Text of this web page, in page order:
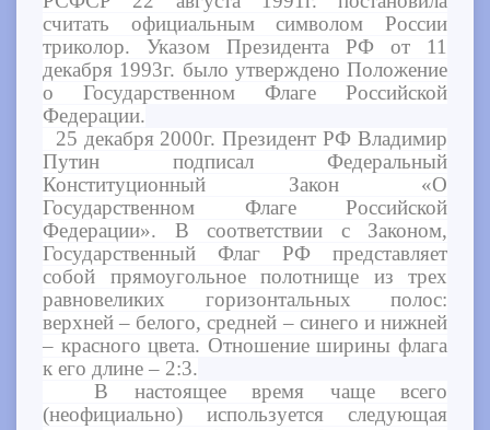
считать официальным символом России
триколор. Указом Президента РФ от 11
декабря 1993г. было утверждено Положение
о Государственном Флаге Российской
Федерации.
25 декабря 2000г. Президент РФ Владимир
Путин подписал Федеральный
Конституционный Закон «О
Государственном Флаге Российской
Федерации». В соответствии с Законом,
Государственный Флаг РФ представляет
собой прямоугольное полотнище из трех
равновеликих горизонтальных полос:
верхней – белого, средней – синего и нижней
– красного цвета. Отношение ширины флага
к его длине – 2:3.
В настоящее время чаще всего
(неофициально) используется следующая